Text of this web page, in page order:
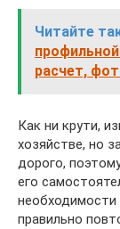
Читайте
расчет,
Как ни крути,
хозяйстве, но
дорого,
его
правильно